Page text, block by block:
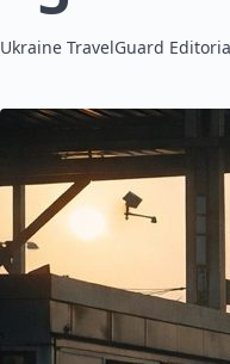
Ukraine TravelGuard